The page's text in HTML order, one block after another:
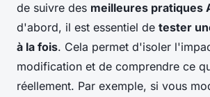
de suivre des meilleures pratiques
d'abord, il est essentiel de tester
à la fois. Cela permet d'isoler
modification et de comprendre ce
réellement. Par exemple, si vous